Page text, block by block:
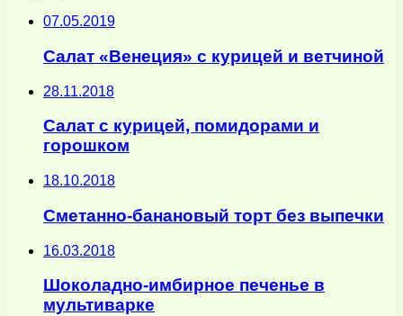
07.05.2019
Салат «Венеция» с курицей и ветчиной
28.11.2018
Салат с курицей, помидорами и
горошком
18.10.2018
Сметанно-банановый торт без выпечки
16.03.2018
Шоколадно-имбирное печенье в
мультиварке